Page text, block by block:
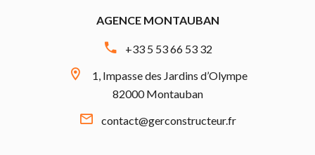
AGENCE MONTAUBAN
+33 5 53 66 53 32
1, Impasse des Jardins d’Olympe
82000 Montauban
contact@gerconstructeur.fr